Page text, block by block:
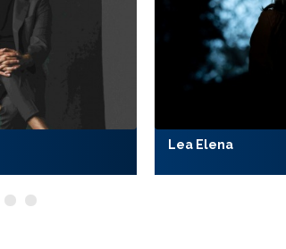
Lea Elena